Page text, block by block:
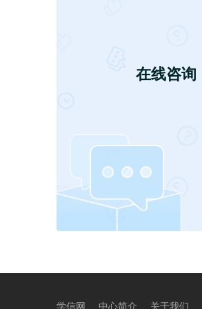
学信网 中心简介 关于我们